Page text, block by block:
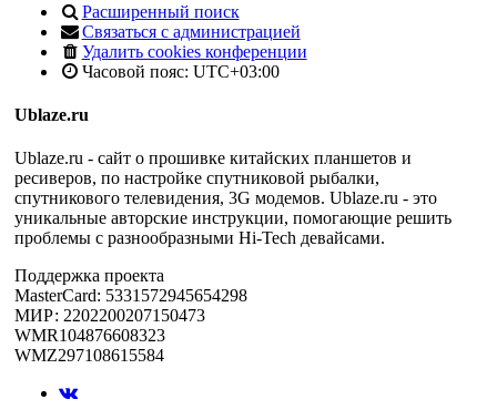
Расширенный поиск
Связаться с администрацией
Удалить cookies конференции
Часовой пояс: UTC+03:00
Ublaze.ru
Ublaze.ru - сайт о прошивке китайских планшетов и
ресиверов, по настройке спутниковой рыбалки,
спутникового телевидения, 3G модемов. Ublaze.ru - это
уникальные авторские инструкции, помогающие решить
проблемы с разнообразными Hi-Tech девайсами.
Поддержка проекта
MasterCard: 5331572945654298
МИР: 2202200207150473
WMR104876608323
WMZ297108615584